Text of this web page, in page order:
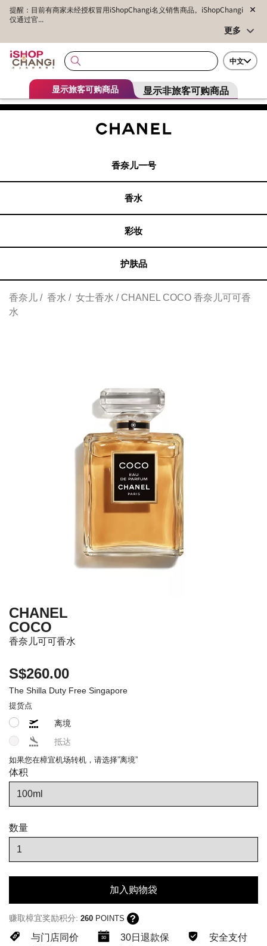
提醒：目前有商家未经授权冒用iShopChangi名义销售商品。iShopChangi
仅通过官...
更多
中文
显示旅客可购商品 显示非旅客可购商品
香奈儿一号
香水
彩妆
护肤品
香奈儿 香水 女士香水
CHANEL COCO 香奈儿可可香
水
CHANEL
COCO
香奈儿可可香水
S$260.00
The Shilla Duty Free Singapore
提货点
离境
抵达
如果您在樟宜机场转机，请选择”离境”
体积
数量
加入购物袋
赚取樟宜奖励积分: 260 POINTS
与门店同价
30日退款保
安全支付